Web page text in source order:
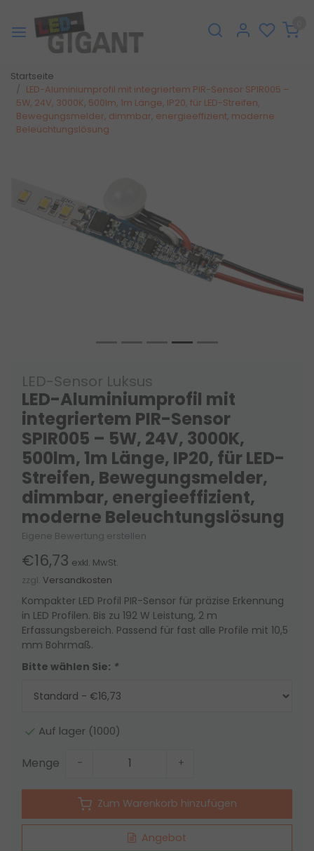
Startseite
LED-Aluminiumprofil mit integriertem PIR-Sensor SPIR005 –
5W, 24V, 3000K, 500lm, 1m Länge, IP20, für LED-Streifen,
Bewegungsmelder, dimmbar, energieeffizient, moderne
Beleuchtungslösung
LED-Sensor Luksus
LED-Aluminiumprofil mit
integriertem PIR-Sensor
SPIR005 – 5W, 24V, 3000K,
500lm, 1m Länge, IP20, für LED-
Streifen, Bewegungsmelder,
dimmbar, energieeffizient,
moderne Beleuchtungslösung
Eigene Bewertung erstellen
€16,73 exkl. MwSt.
zzgl. Versandkosten
Kompakter LED Profil PIR-Sensor für präzise Erkennung
in LED Profilen. Bis zu 192 W Leistung, 2 m
Erfassungsbereich. Passend für fast alle Profile mit 10,5
mm Bohrmaß.
Bitte wählen Sie: *
Auf lager (1000)
Menge - +
Zum Warenkorb hinzufügen
Angebot